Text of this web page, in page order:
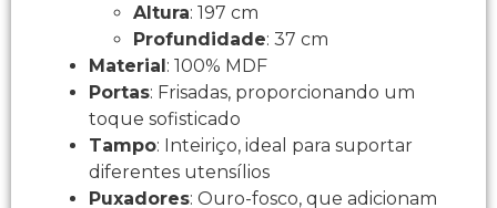
Altura: 197 cm
Profundidade: 37 cm
Material: 100% MDF
Portas: Frisadas, proporcionando um
toque sofisticado
Tampo: Inteiriço, ideal para suportar
diferentes utensílios
Puxadores: Ouro-fosco, que adicionam